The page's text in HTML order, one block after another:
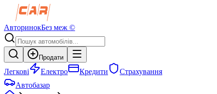
АвторинокБез меж ©
Продати
Легкові Електро Кредити
Страхування
Автобазар